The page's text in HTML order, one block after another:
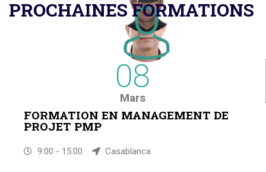
PROCHAINES FORMATIONS
08
Mars
FORMATION EN MANAGEMENT DE
PROJET PMP
9:00 - 15:00 Casablanca